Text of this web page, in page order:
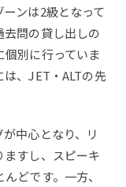
ンは2級となって
問の貸し出しの
別に行っていま
、JET・ALTの先
中心となり、リ
すし、スピーキ
どです。一方、